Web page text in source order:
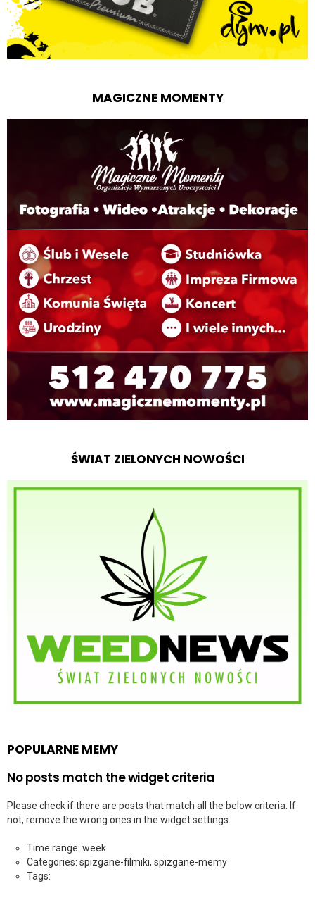
MAGICZNE MOMENTY
ŚWIAT ZIELONYCH NOWOŚCI
POPULARNE MEMY
No posts match the widget criteria
Please check if there are posts that match all the below criteria. If
not, remove the wrong ones in the widget settings.
Time range: week
Categories: spizgane-filmiki, spizgane-memy
Tags: